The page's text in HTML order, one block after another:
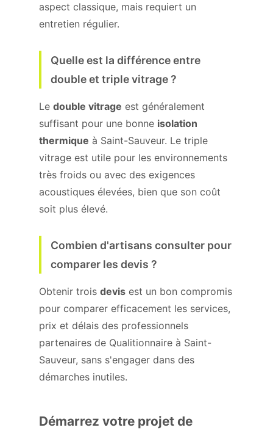
aspect classique, mais requiert un
entretien régulier.
Quelle est la différence entre
double et triple vitrage ?
Le double vitrage est généralement
suffisant pour une bonne isolation
thermique à Saint-Sauveur. Le triple
vitrage est utile pour les environnements
très froids ou avec des exigences
acoustiques élevées, bien que son coût
soit plus élevé.
Combien d'artisans consulter pour
comparer les devis ?
Obtenir trois devis est un bon compromis
pour comparer efficacement les services,
prix et délais des professionnels
partenaires de Qualitionnaire à Saint-
Sauveur, sans s'engager dans des
démarches inutiles.
Démarrez votre projet de